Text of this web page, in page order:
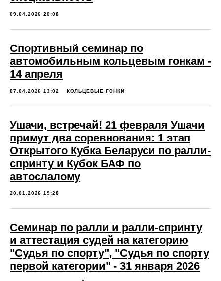
09.04.2026 20:08
Спортивный семинар по
автомобильным кольцевым гонкам -
14 апреля
07.04.2026 13:02 КОЛЬЦЕВЫЕ ГОНКИ
Ушачи, встречай! 21 февраля Ушачи
примут два соревнования: 1 этап
Открытого Кубка Беларуси по ралли-
спринту и Кубок БАФ по
автослалому
20.01.2026 19:28
Семинар по ралли и ралли-спринту
и аттестация судей на категорию
"Судья по спорту", "Судья по спорту
первой категории" - 31 января 2026